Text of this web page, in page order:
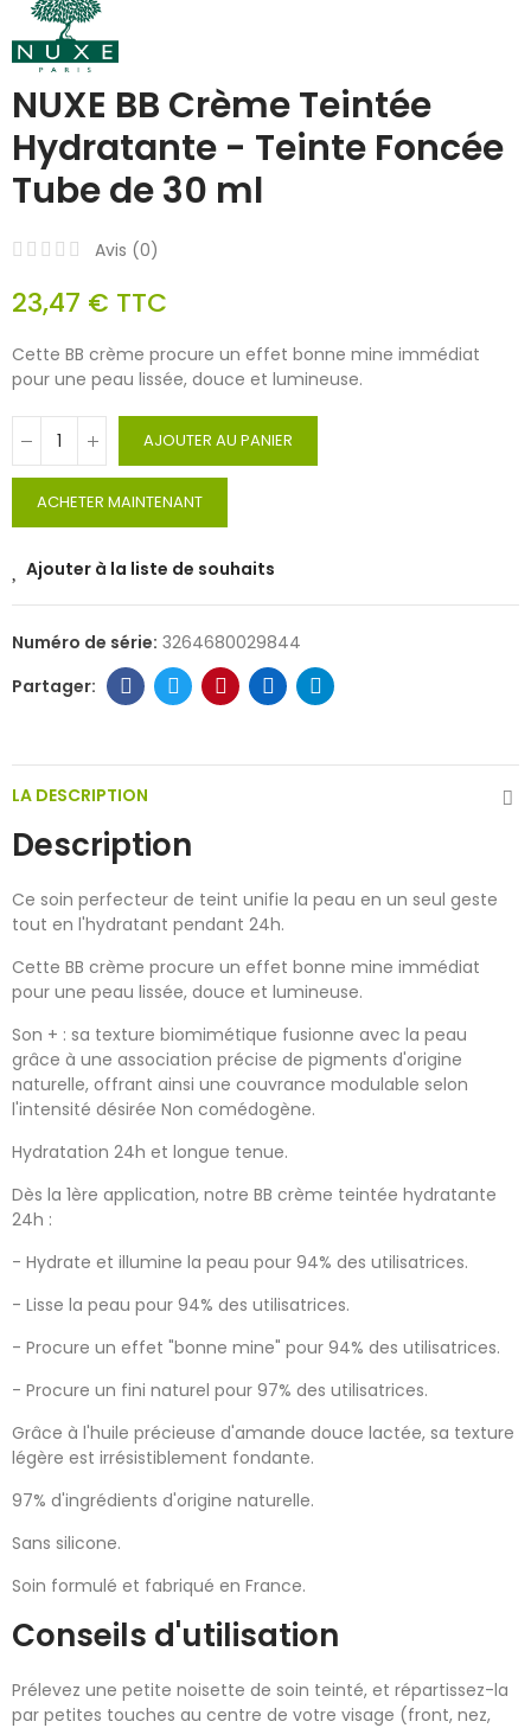
NUXE BB Crème Teintée
Hydratante - Teinte Foncée
Tube de 30 ml
Avis (0)
23,47 € TTC
Cette BB crème procure un effet bonne mine immédiat
pour une peau lissée, douce et lumineuse.
AJOUTER AU PANIER
ACHETER MAINTENANT
Ajouter à la liste de souhaits
Numéro de série: 3264680029844
LA DESCRIPTION
Description
Ce soin perfecteur de teint unifie la peau en un seul geste
tout en l'hydratant pendant 24h.
Cette BB crème procure un effet bonne mine immédiat
pour une peau lissée, douce et lumineuse.
Son + : sa texture biomimétique fusionne avec la peau
grâce à une association précise de pigments d'origine
naturelle, offrant ainsi une couvrance modulable selon
l'intensité désirée Non comédogène.
Hydratation 24h et longue tenue.
Dès la 1ère application, notre BB crème teintée hydratante
24h :
- Hydrate et illumine la peau pour 94% des utilisatrices.
- Lisse la peau pour 94% des utilisatrices.
- Procure un effet "bonne mine" pour 94% des utilisatrices.
- Procure un fini naturel pour 97% des utilisatrices.
Grâce à l'huile précieuse d'amande douce lactée, sa texture
légère est irrésistiblement fondante.
97% d'ingrédients d'origine naturelle.
Sans silicone.
Soin formulé et fabriqué en France.
Conseils d'utilisation
Prélevez une petite noisette de soin teinté, et répartissez-la
par petites touches au centre de votre visage (front, nez,